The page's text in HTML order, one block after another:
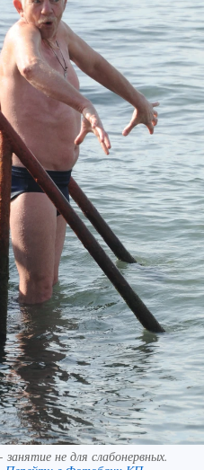
не для слабонервных.